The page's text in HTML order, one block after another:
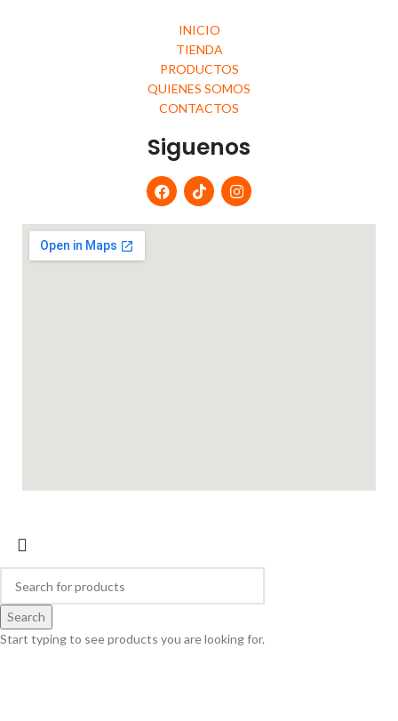
INICIO
TIENDA
PRODUCTOS
QUIENES SOMOS
CONTACTOS
Siguenos
Search
Start typing to see products you are looking for.